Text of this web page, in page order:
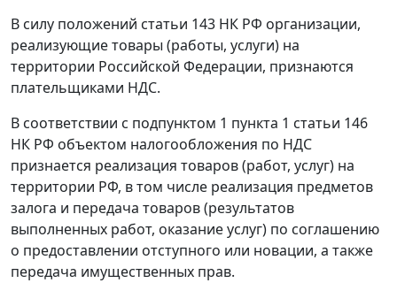
В силу положений статьи 143 НК РФ организации,
реализующие товары (работы, услуги) на
территории Российской Федерации, признаются
плательщиками НДС.
В соответствии с подпунктом 1 пункта 1 статьи 146
НК РФ объектом налогообложения по НДС
признается реализация товаров (работ, услуг) на
территории РФ, в том числе реализация предметов
залога и передача товаров (результатов
выполненных работ, оказание услуг) по соглашению
о предоставлении отступного или новации, а также
передача имущественных прав.